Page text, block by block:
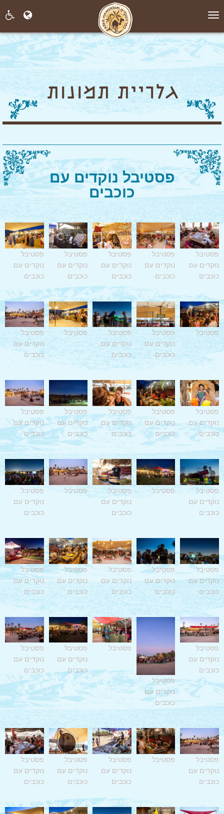
תפריט
גלריית תמונות
פסטיבל נוקדים עם
כוכבים
פסטיבל
נוקדים עם
כוכבים
פסטיבל
נוקדים עם
כוכבים
פסטיבל
נוקדים עם
כוכבים
פסטיבל
נוקדים עם
כוכבים
פסטיבל
נוקדים עם
כוכבים
פסטיבל
פסטיבל
נוקדים עם
כוכבים
פסטיבל
נוקדים עם
כוכבים
פסטיבל
פסטיבל
נוקדים עם
כוכבים
פסטיבל
נוקדים עם
כוכבים
פסטיבל
נוקדים עם
כוכבים
פסטיבל
נוקדים עם
כוכבים
פסטיבל
נוקדים עם
כוכבים
פסטיבל
נוקדים עם
כוכבים
פסטיבל
נוקדים עם
כוכבים
פסטיבל
פסטיבל
נוקדים עם
כוכבים
פסטיבל
פסטיבל
נוקדים עם
כוכבים
פסטיבל
נוקדים עם
כוכבים
פסטיבל
נוקדים עם
כוכבים
פסטיבל
נוקדים עם
כוכבים
פסטיבל
נוקדים עם
כוכבים
פסטיבל
נוקדים עם
כוכבים
פסטיבל
נוקדים עם
כוכבים
פסטיבל
נוקדים עם
כוכבים
פסטיבל
פסטיבל
נוקדים עם
כוכבים
פסטיבל
נוקדים עם
כוכבים
פסטיבל
נוקדים עם
כוכבים
פסטיבל
פסטיבל
נוקדים עם
כוכבים
פסטיבל
נוקדים עם
כוכבים
פסטיבל
נוקדים עם
כוכבים